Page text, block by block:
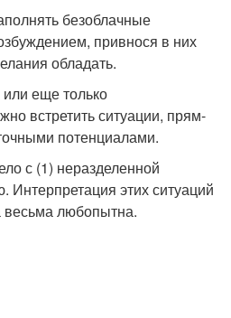
безоблачные
привнося в них
обладать.
еще только
встретить ситуации, прям-
потенциалами.
с (1) неразделенной
этих ситуаций
весьма любопытна.